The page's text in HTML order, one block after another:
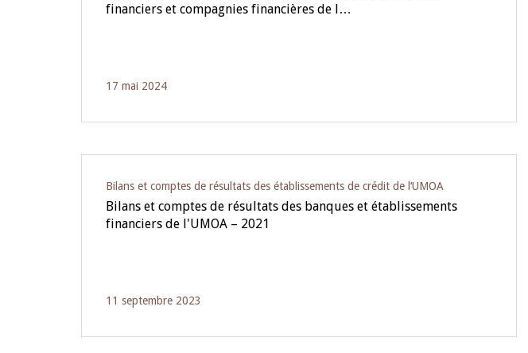
financiers et compagnies financières de l…
17 mai 2024
Bilans et comptes de résultats des établissements de crédit de l‘UMOA
Bilans et comptes de résultats des banques et établissements
financiers de l'UMOA – 2021
11 septembre 2023